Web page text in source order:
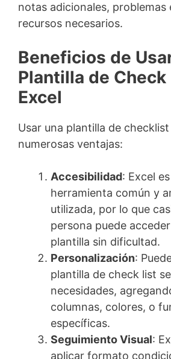
notas adicionales,
recursos necesarios.
Beneficios de
Plantilla de Check
Excel
Usar una plantilla de
numerosas ventajas:
Accesibilidad: Excel
herramienta común y
utilizada, por lo que
persona puede
plantilla sin dificultad.
Personalización:
plantilla de check list
necesidades,
columnas, colores, o
específicas.
Seguimiento Visual:
aplicar formato